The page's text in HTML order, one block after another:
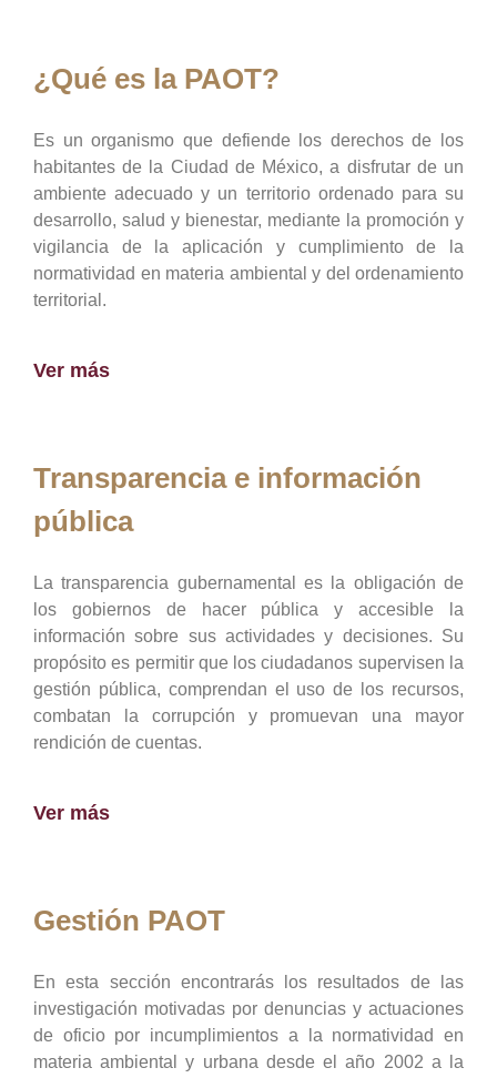
¿Qué es la PAOT?
Es un organismo que defiende los derechos de los
habitantes de la Ciudad de México, a disfrutar de un
ambiente adecuado y un territorio ordenado para su
desarrollo, salud y bienestar, mediante la promoción y
vigilancia de la aplicación y cumplimiento de la
normatividad en materia ambiental y del ordenamiento
territorial.
Ver más
Transparencia e información
pública
La transparencia gubernamental es la obligación de
los gobiernos de hacer pública y accesible la
información sobre sus actividades y decisiones. Su
propósito es permitir que los ciudadanos supervisen la
gestión pública, comprendan el uso de los recursos,
combatan la corrupción y promuevan una mayor
rendición de cuentas.
Ver más
Gestión PAOT
En esta sección encontrarás los resultados de las
investigación motivadas por denuncias y actuaciones
de oficio por incumplimientos a la normatividad en
materia ambiental y urbana desde el año 2002 a la